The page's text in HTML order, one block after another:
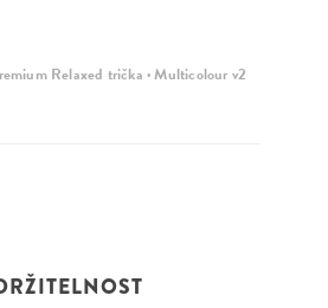
Relaxed trička · Multicolour v2